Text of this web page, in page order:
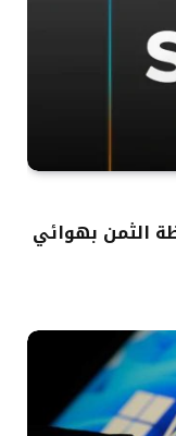
الثمن بهوائي